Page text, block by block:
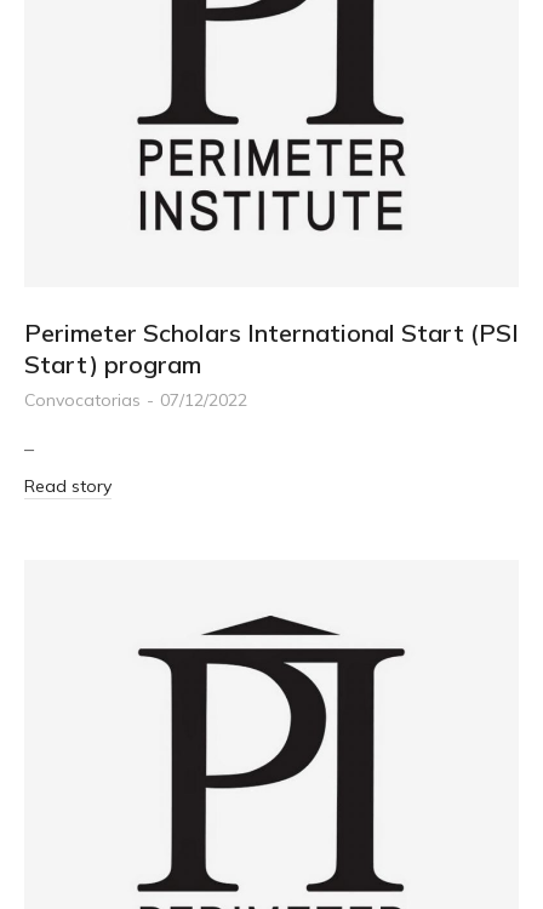
Perimeter Scholars International Start (PSI
Start) program
Convocatorias 07/12/2022
–
Read story